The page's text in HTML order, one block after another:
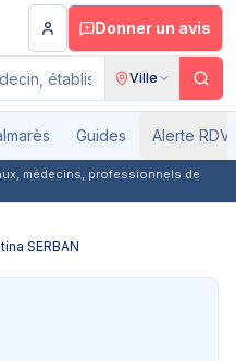
Donner un avis
Ville
Guides Alerte RDV
médecins, professionnels de
SERBAN